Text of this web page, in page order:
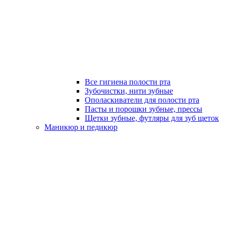
Все гигиена полости рта
Зубочистки, нити зубные
Ополаскиватели для полости рта
Пасты и порошки зубные, прессы
Щетки зубные, футляры для зуб щеток
Маникюр и педикюр